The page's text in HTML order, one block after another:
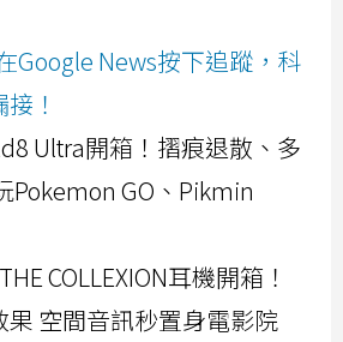
Google News按下追蹤，科
！
Ultra開箱！摺痕退散、多
Pokemon GO、Pikmin
COLLEXION耳機開箱！
空間音訊秒置身電影院